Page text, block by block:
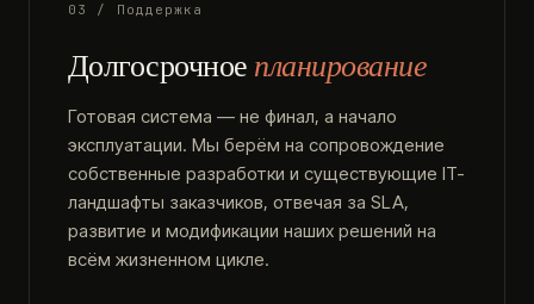
03 / Поддержка
Долгосрочное планирование
Готовая система — не финал, а начало
эксплуатации. Мы берём на сопровождение
собственные разработки и существующие IT-
ландшафты заказчиков, отвечая за SLA,
развитие и модификации наших решений на
всём жизненном цикле.